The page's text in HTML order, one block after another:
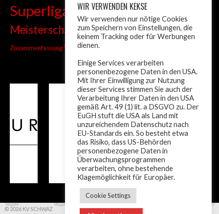
Superliga TandemTiroler Liga
Meisterschaft Trainer Turnier Weltcup wm
Zusammenfassung ÖM Österreich
© 2026 KV SCHWAZ
WIR VERWENDEN KEKSE
Wir verwenden nur nötige Cookies
zum Speichern von Einstellungen, die
keinem Tracking oder für Werbungen
dienen.
Einige Services verarbeiten
personenbezogene Daten in den USA.
Mit Ihrer Einwilligung zur Nutzung
dieser Services stimmen Sie auch der
Verarbeitung Ihrer Daten in den USA
gemäß Art. 49 (1) lit. a DSGVO zu. Der
EuGH stuft die USA als Land mit
unzureichendem Datenschutz nach
EU-Standards ein. So besteht etwa
das Risiko, dass US-Behörden
personenbezogene Daten in
Überwachungsprogrammen
verarbeiten, ohne bestehende
Klagemöglichkeit für Europäer.
Cookie Settings